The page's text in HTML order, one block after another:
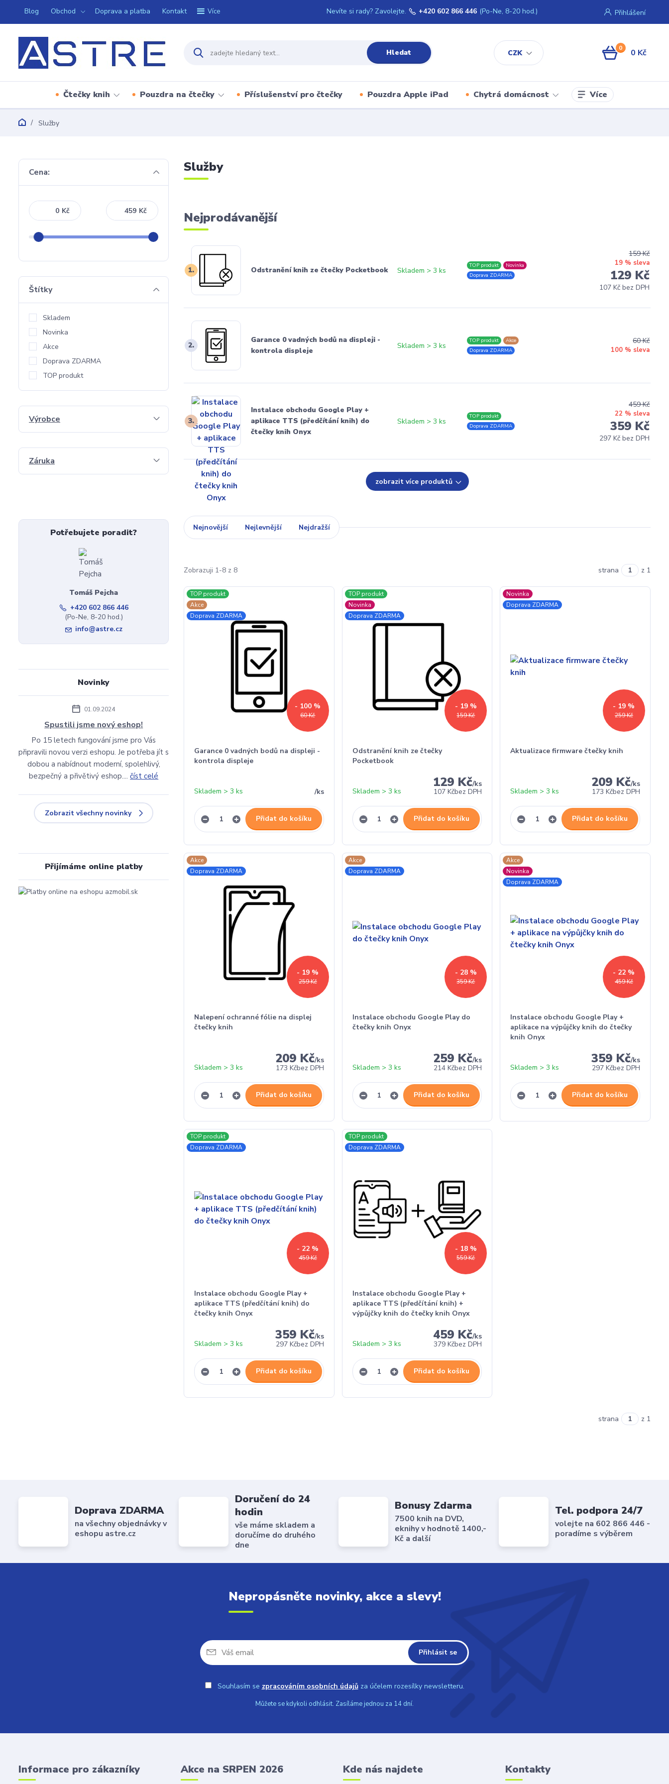
Blog Obchod Doprava a platba Kontakt Více
CZK
Přihlášení
Hledat
Nevíte si rady? Zavolejte. +420 602 866 446 (Po-Ne, 8-20 hod.)
0 0 Kč
Čtečky knih Pouzdra na čtečky Příslušenství pro čtečky Pouzdra Apple iPad Chytrá domácnost Více
Služby
Služby
Nejprodávanější
1. Odstranění knih ze čtečky Pocketbook Skladem > 3 ks
TOP produkt
Novinka
Doprava ZDARMA
159 Kč
19 % sleva
129 Kč
107 Kč bez DPH
2.
Garance 0 vadných bodů na displeji -
kontrola displeje
Skladem > 3 ks
TOP produkt
Akce
Doprava ZDARMA
60 Kč
100 % sleva
3.
Instalace obchodu Google Play +
aplikace TTS (předčítání knih) do
čtečky knih Onyx
Skladem > 3 ks
TOP produkt
Doprava ZDARMA
459 Kč
22 % sleva
359 Kč
297 Kč bez DPH
zobrazit více produktů
Nejnovější Nejlevnější Nejdražší
Zobrazuji 1-8 z 8 strana z 1
TOP produkt
Akce
Doprava ZDARMA
60 Kč
- 100 %
Garance 0 vadných bodů na displeji -
kontrola displeje
/ks
Skladem > 3 ks
Přidat do košíku
TOP produkt
Novinka
Doprava ZDARMA
159 Kč
- 19 %
Odstranění knih ze čtečky
Pocketbook
129 Kč/ks
107 Kčbez DPH
Skladem > 3 ks
Přidat do košíku
Novinka
Doprava ZDARMA
259 Kč
- 19 %
Aktualizace firmware čtečky knih
209 Kč/ks
173 Kčbez DPH
Skladem > 3 ks
Přidat do košíku
Akce
Doprava ZDARMA
259 Kč
- 19 %
Nalepení ochranné fólie na displej
čtečky knih
209 Kč/ks
173 Kčbez DPH
Skladem > 3 ks
Přidat do košíku
Akce
Doprava ZDARMA
359 Kč
- 28 %
Instalace obchodu Google Play do
čtečky knih Onyx
259 Kč/ks
214 Kčbez DPH
Skladem > 3 ks
Přidat do košíku
Akce
Novinka
Doprava ZDARMA
459 Kč
- 22 %
Instalace obchodu Google Play +
aplikace na výpůjčky knih do čtečky
knih Onyx
359 Kč/ks
297 Kčbez DPH
Skladem > 3 ks
Přidat do košíku
TOP produkt
Doprava ZDARMA
459 Kč
- 22 %
Instalace obchodu Google Play +
aplikace TTS (předčítání knih) do
čtečky knih Onyx
359 Kč/ks
297 Kčbez DPH
Skladem > 3 ks
Přidat do košíku
TOP produkt
Doprava ZDARMA
559 Kč
- 18 %
Instalace obchodu Google Play +
aplikace TTS (předčítání knih) +
výpůjčky knih do čtečky knih Onyx
459 Kč/ks
379 Kčbez DPH
Skladem > 3 ks
Přidat do košíku
strana z 1
Cena:
Kč Kč
Štítky
Skladem
Novinka
Akce
Doprava ZDARMA
TOP produkt
Výrobce
Záruka
Potřebujete poradit?
Tomáš Pejcha
+420 602 866 446
(Po-Ne, 8-20 hod.)
info@astre.cz
Novinky
01.09.2024
Spustili jsme nový eshop!
Po 15 letech fungování jsme pro Vás
připravili novou verzi eshopu. Je potřeba jít s
dobou a nabídnout moderní, spolehlivý,
bezpečný a přivětivý eshop....číst celé
Zobrazit všechny novinky
Přijímáme online platby
Doprava ZDARMA
na všechny objednávky v
eshopu astre.cz
Doručení do 24
hodin
vše máme skladem a
doručíme do druhého
dne
Bonusy Zdarma
7500 knih na DVD,
eknihy v hodnotě 1400,-
Kč a další
Tel. podpora 24/7
volejte na 602 866 446 -
poradíme s výběrem
Nepropásněte novinky, akce a slevy!
Přihlásit se
Souhlasím se zpracováním osobních údajůza účelem rozesílky newsletteru.
Můžete se kdykoli odhlásit. Zasíláme jednou za 14 dní.
Informace pro zákazníky Akce na SRPEN 2026 Kde nás najdete Kontakty